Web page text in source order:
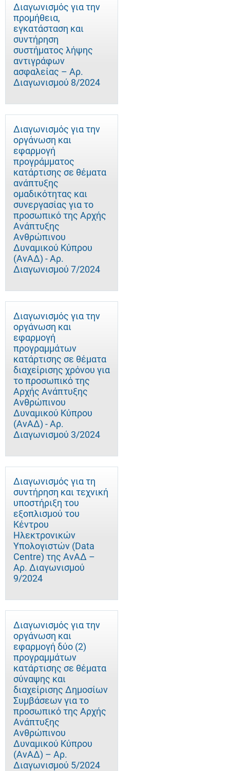
Διαγωνισμός για την
προμήθεια,
εγκατάσταση και
συντήρηση
συστήματος λήψης
αντιγράφων
ασφαλείας – Αρ.
Διαγωνισμού 8/2024
Διαγωνισμός για την
οργάνωση και
εφαρμογή
προγράμματος
κατάρτισης σε θέματα
ανάπτυξης
ομαδικότητας και
συνεργασίας για το
προσωπικό της Αρχής
Ανάπτυξης
Ανθρώπινου
Δυναμικού Κύπρου
(ΑνΑΔ) - Αρ.
Διαγωνισμού 7/2024
Διαγωνισμός για την
οργάνωση και
εφαρμογή
προγραμμάτων
κατάρτισης σε θέματα
διαχείρισης χρόνου για
το προσωπικό της
Αρχής Ανάπτυξης
Ανθρώπινου
Δυναμικού Κύπρου
(ΑνΑΔ) - Αρ.
Διαγωνισμού 3/2024
Διαγωνισμός για τη
συντήρηση και τεχνική
υποστήριξη του
εξοπλισμού του
Κέντρου
Ηλεκτρονικών
Υπολογιστών (Data
Centre) της ΑνΑΔ –
Αρ. Διαγωνισμού
9/2024
Διαγωνισμός για την
οργάνωση και
εφαρμογή δύο (2)
προγραμμάτων
κατάρτισης σε θέματα
σύναψης και
διαχείρισης Δημοσίων
Συμβάσεων για το
προσωπικό της Αρχής
Ανάπτυξης
Ανθρώπινου
Δυναμικού Κύπρου
(ΑνΑΔ) – Αρ.
Διαγωνισμού 5/2024